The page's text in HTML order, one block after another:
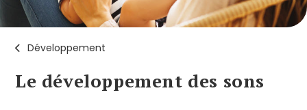
Développement
Le développement des sons